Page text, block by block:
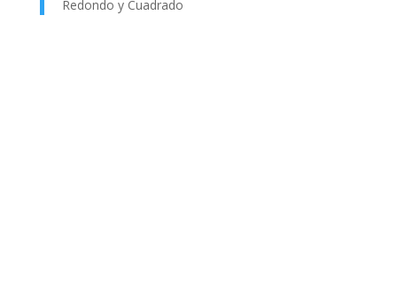
Redondo y Cuadrado